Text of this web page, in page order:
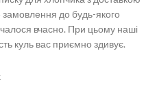
до будь-якого
вчасно. При цьому наші
куль вас приємно здивує.